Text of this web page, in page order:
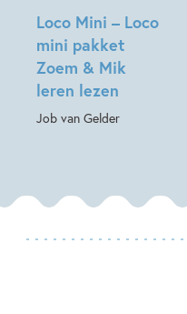
Loco Mini – Loco
mini pakket
Zoem & Mik
leren lezen
Job van Gelder